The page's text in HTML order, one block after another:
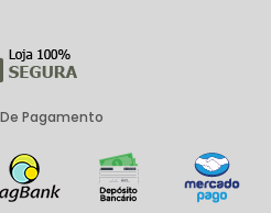
Pagamento